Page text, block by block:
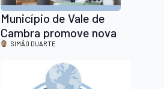
Município de Vale de
Cambra promove nova
sessão online de
parentalidade
SIMÃO DUARTE